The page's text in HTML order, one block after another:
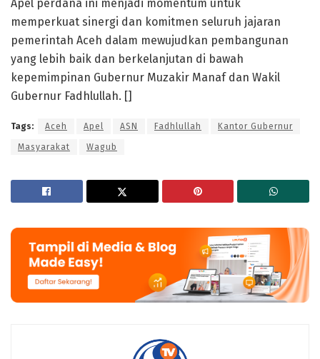
Apel perdana ini menjadi momentum untuk
memperkuat sinergi dan komitmen seluruh jajaran
pemerintah Aceh dalam mewujudkan pembangunan
yang lebih baik dan berkelanjutan di bawah
kepemimpinan Gubernur Muzakir Manaf dan Wakil
Gubernur Fadhlullah. []
Tags: Aceh Apel ASN Fadhlullah Kantor Gubernur
Masyarakat Wagub